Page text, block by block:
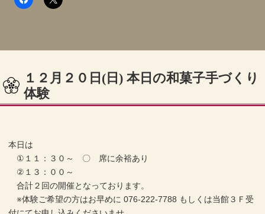
１２月２０日(日) 本日の和菓子手づくり
体験
本日は
①１１：３０～ 〇 席に余裕あり
②１３：００～
合計２回の開催となっております。
※体験ご希望の方はお早めに 076-222-7788 もしくは当館３Ｆ受